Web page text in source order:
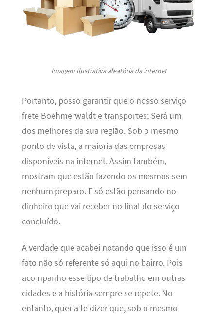
Imagem Ilustrativa aleatória da internet
Portanto, posso garantir que o nosso serviço
frete Boehmerwaldt e transportes; Será um
dos melhores da sua região. Sob o mesmo
ponto de vista, a maioria das empresas
disponíveis na internet. Assim também,
mostram que estão fazendo os mesmos sem
nenhum preparo. E só estão pensando no
dinheiro que vai receber no final do serviço
concluído.
A verdade que acabei notando que isso é um
fato não só referente só aqui no bairro. Pois
acompanho esse tipo de trabalho em outras
cidades e a história sempre se repete. No
entanto, queria te dizer que, sob o mesmo